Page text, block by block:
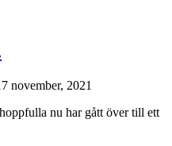
november, 2021
nu har gått över till ett